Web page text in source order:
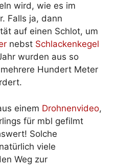
wird, wie es im
Falls ja, dann
auf einen Schlot, um
nebst Schlackenkegel
wurden aus so
Hundert Meter
einem Drohnenvideo,
für mbl gefilmt
Solche
viele
Weg zur